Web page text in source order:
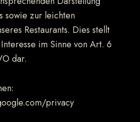
sowie zur leichten
Restaurants. Dies stellt
im Sinne von Art. 6
dar.
privacy